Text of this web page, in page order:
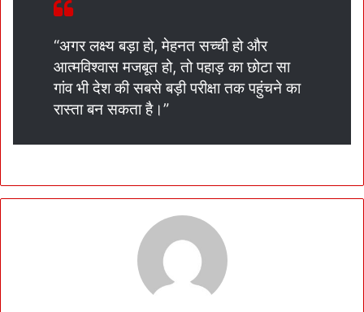
“अगर लक्ष्य बड़ा हो, मेहनत सच्ची हो और
आत्मविश्वास मजबूत हो, तो पहाड़ का छोटा सा
गांव भी देश की सबसे बड़ी परीक्षा तक पहुंचने का
रास्ता बन सकता है।”